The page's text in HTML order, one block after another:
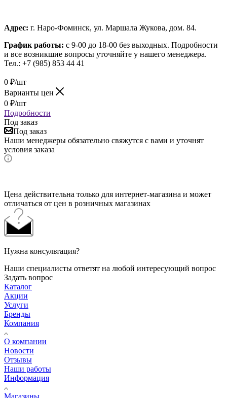
Адрес: г. Наро-Фоминск, ул. Маршала Жукова, дом. 84.
График работы: с 9-00 до 18-00 без выходных. Подробности
и все возникшие вопросы уточняйте у нашего менеджера.
Тел.: +7 (985) 853 44 41
0 ₽/шт
Варианты цен
0 ₽/шт
Подробности
Под заказ
Под заказ
Наши менеджеры обязательно свяжутся с вами и уточнят
условия заказа
Цена действительна только для интернет-магазина и может
отличаться от цен в розничных магазинах
Нужна консультация?
Наши специалисты ответят на любой интересующий вопрос
Задать вопрос
Каталог
Акции
Услуги
Бренды
Компания
О компании
Новости
Отзывы
Наши работы
Информация
Магазины